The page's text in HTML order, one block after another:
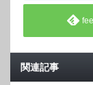
関連記事